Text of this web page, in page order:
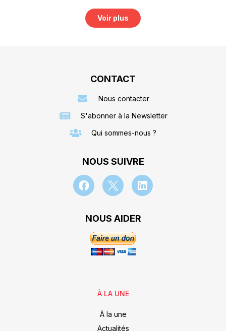
Voir plus
CONTACT
Nous contacter
S'abonner à la Newsletter
Qui sommes-nous ?
NOUS SUIVRE
NOUS AIDER
À LA UNE
À la une
Actualités